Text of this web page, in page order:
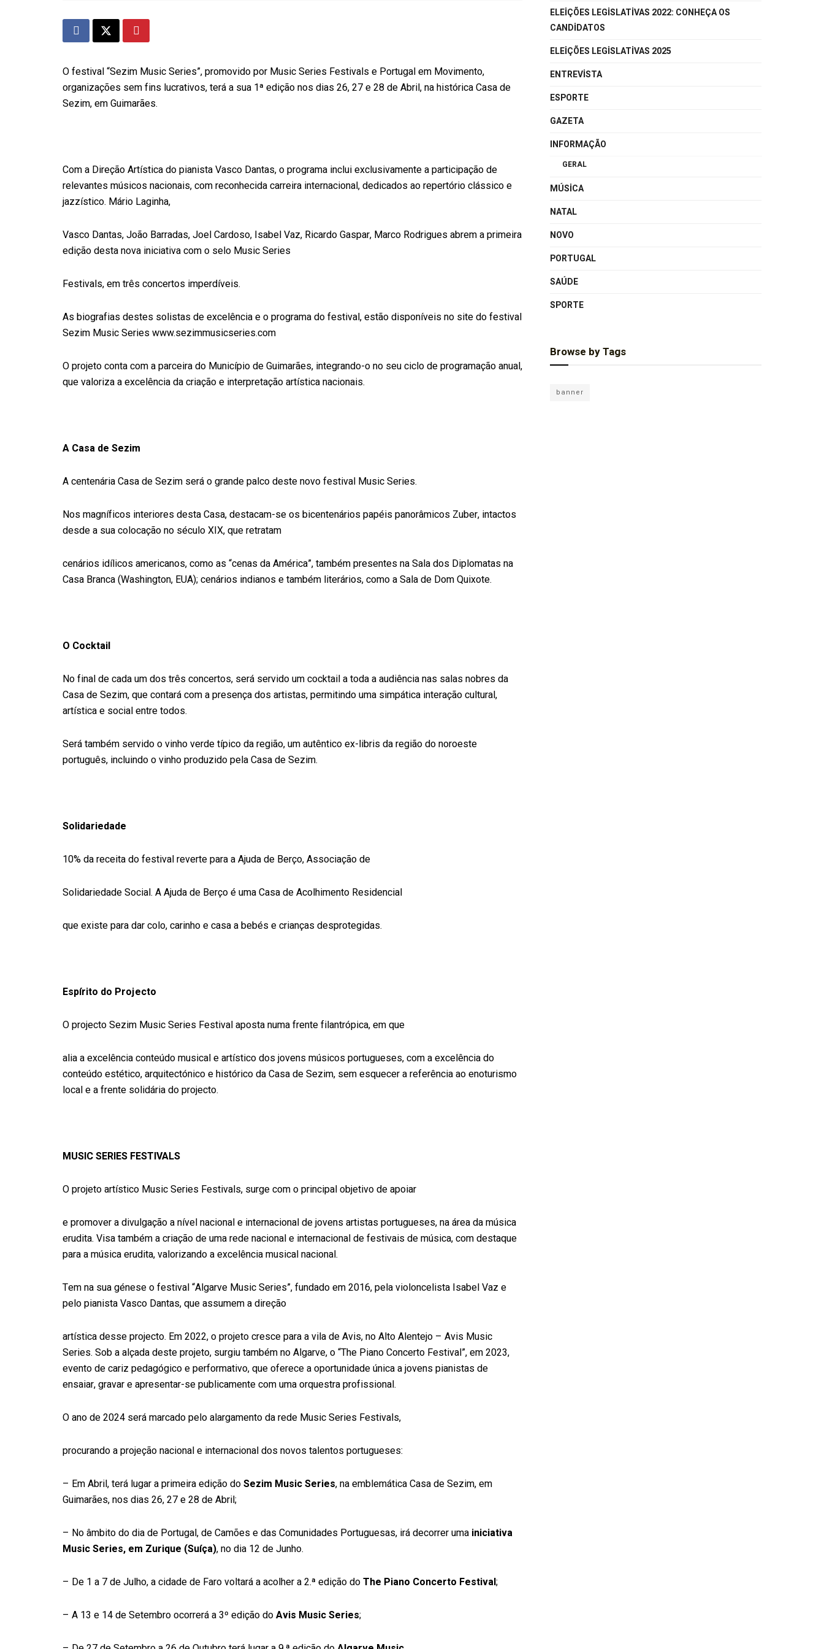
O festival “Sezim Music Series”, promovido por Music Series Festivals e Portugal em Movimento,
organizações sem fins lucrativos, terá a sua 1ª edição nos dias 26, 27 e 28 de Abril, na histórica Casa de
Sezim, em Guimarães.
Com a Direção Artística do pianista Vasco Dantas, o programa inclui exclusivamente a participação de
relevantes músicos nacionais, com reconhecida carreira internacional, dedicados ao repertório clássico e
jazzístico. Mário Laginha,
Vasco Dantas, João Barradas, Joel Cardoso, Isabel Vaz, Ricardo Gaspar, Marco Rodrigues abrem a primeira
edição desta nova iniciativa com o selo Music Series
Festivals, em três concertos imperdíveis.
As biografias destes solistas de excelência e o programa do festival, estão disponíveis no site do festival
Sezim Music Series www.sezimmusicseries.com
O projeto conta com a parceira do Município de Guimarães, integrando-o no seu ciclo de programação anual,
que valoriza a excelência da criação e interpretação artística nacionais.
A Casa de Sezim
A centenária Casa de Sezim será o grande palco deste novo festival Music Series.
Nos magníficos interiores desta Casa, destacam-se os bicentenários papéis panorâmicos Zuber, intactos
desde a sua colocação no século XIX, que retratam
cenários idílicos americanos, como as “cenas da América”, também presentes na Sala dos Diplomatas na
Casa Branca (Washington, EUA); cenários indianos e também literários, como a Sala de Dom Quixote.
O Cocktail
No final de cada um dos três concertos, será servido um cocktail a toda a audiência nas salas nobres da
Casa de Sezim, que contará com a presença dos artistas, permitindo uma simpática interação cultural,
artística e social entre todos.
Será também servido o vinho verde típico da região, um autêntico ex-libris da região do noroeste
português, incluindo o vinho produzido pela Casa de Sezim.
Solidariedade
10% da receita do festival reverte para a Ajuda de Berço, Associação de
Solidariedade Social. A Ajuda de Berço é uma Casa de Acolhimento Residencial
que existe para dar colo, carinho e casa a bebés e crianças desprotegidas.
Espírito do Projecto
O projecto Sezim Music Series Festival aposta numa frente filantrópica, em que
alia a excelência conteúdo musical e artístico dos jovens músicos portugueses, com a excelência do
conteúdo estético, arquitectónico e histórico da Casa de Sezim, sem esquecer a referência ao enoturismo
local e a frente solidária do projecto.
MUSIC SERIES FESTIVALS
O projeto artístico Music Series Festivals, surge com o principal objetivo de apoiar
e promover a divulgação a nível nacional e internacional de jovens artistas portugueses, na área da música
erudita. Visa também a criação de uma rede nacional e internacional de festivais de música, com destaque
para a música erudita, valorizando a excelência musical nacional.
Tem na sua génese o festival “Algarve Music Series”, fundado em 2016, pela violoncelista Isabel Vaz e
pelo pianista Vasco Dantas, que assumem a direção
artística desse projecto. Em 2022, o projeto cresce para a vila de Avis, no Alto Alentejo – Avis Music
Series. Sob a alçada deste projeto, surgiu também no Algarve, o “The Piano Concerto Festival”, em 2023,
evento de cariz pedagógico e performativo, que oferece a oportunidade única a jovens pianistas de
ensaiar, gravar e apresentar-se publicamente com uma orquestra profissional.
O ano de 2024 será marcado pelo alargamento da rede Music Series Festivals,
procurando a projeção nacional e internacional dos novos talentos portugueses:
– Em Abril, terá lugar a primeira edição doSezim Music Series, na emblemática Casa de Sezim, em
Guimarães, nos dias 26, 27 e 28 de Abril;
– No âmbito do dia de Portugal, de Camões e das Comunidades Portuguesas, irá decorrer uma iniciativa
Music Series, em Zurique (Suíça), no dia 12 de Junho.
– De 1 a 7 de Julho, a cidade de Faro voltará a acolher a 2.ª edição doThe Piano Concerto Festival;
– A 13 e 14 de Setembro ocorrerá a 3º edição doAvis Music Series;
ELEIÇÕES LEGISLATIVAS 2022: CONHEÇA OS
CANDIDATOS
ELEIÇÕES LEGISLATIVAS 2025
ENTREVISTA
ESPORTE
GAZETA
INFORMAÇÃO
GERAL
MÚSICA
NATAL
NOVO
PORTUGAL
SAÚDE
SPORTE
Browse by Tags
banner